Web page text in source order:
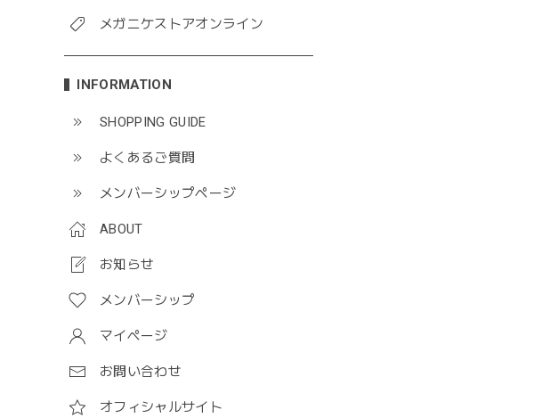
メガニケストアオンライン
INFORMATION
SHOPPING GUIDE
よくあるご質問
メンバーシップページ
ABOUT
お知らせ
メンバーシップ
マイページ
お問い合わせ
オフィシャルサイト